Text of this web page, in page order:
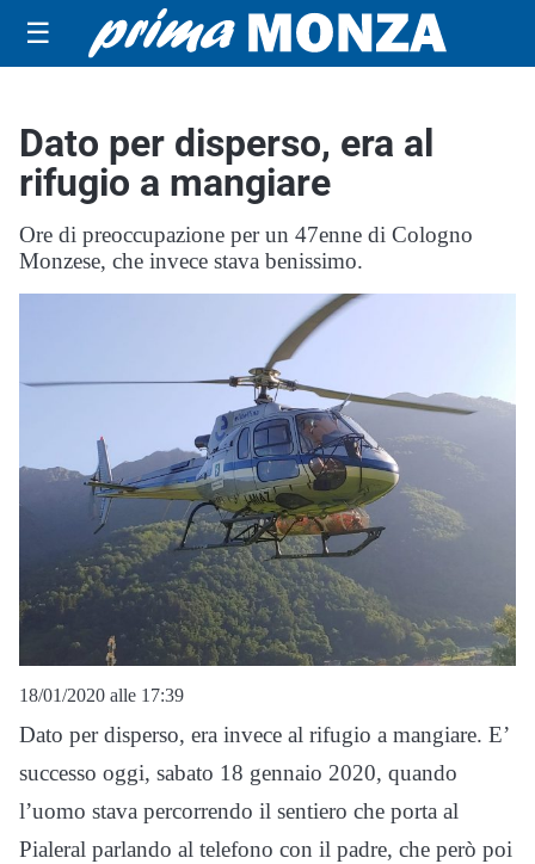
☰
Dato per disperso, era al
rifugio a mangiare
Ore di preoccupazione per un 47enne di Cologno
Monzese, che invece stava benissimo.
18/01/2020 alle 17:39
Dato per disperso, era invece al rifugio a mangiare. E’
successo oggi, sabato 18 gennaio 2020, quando
l’uomo stava percorrendo il sentiero che porta al
Pialeral parlando al telefono con il padre, che però poi